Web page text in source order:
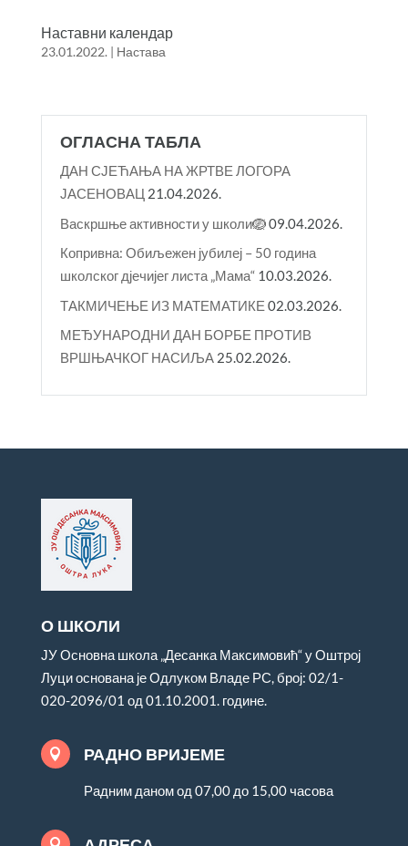
Наставни календар
23.01.2022. | Настава
ОГЛАСНА ТАБЛА
ДАН СЈЕЋАЊА НА ЖРТВЕ ЛОГОРА
ЈАСЕНОВАЦ 21.04.2026.
Васкршње активности у школи🪺09.04.2026.
Копривна: Обиљежен јубилеј – 50 година
школског дјечијег листа „Мама“ 10.03.2026.
ТАКМИЧЕЊЕ ИЗ МАТЕМАТИКЕ 02.03.2026.
МЕЂУНАРОДНИ ДАН БОРБЕ ПРОТИВ
ВРШЊАЧКОГ НАСИЉА 25.02.2026.
О ШКОЛИ
ЈУ Основна школа „Десанка Максимовић“ у Оштрој
Луци основана је Одлуком Владе РС, број: 02/1-
020-2096/01 од 01.10.2001. године.
 РАДНО ВРИЈЕМЕ
Радним даном од 07,00 до 15,00 часова